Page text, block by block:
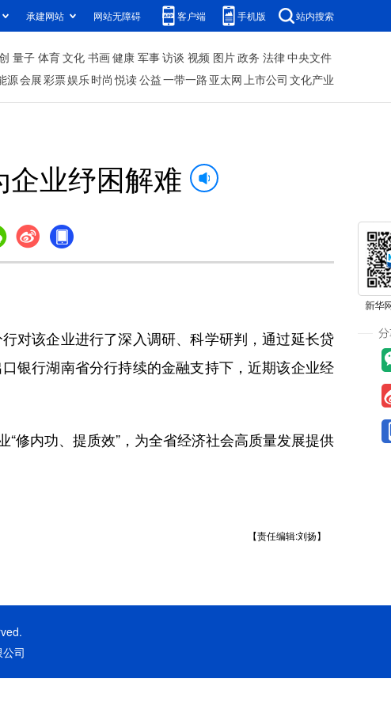
承建网站 网站无障碍 客户端 手机版 站内搜索
量子 体育文化 书画健康 军事访谈 视频 图片政务 法律中央文件
源会展彩票娱乐时尚 悦读公益一带一路 亚太网上市公司 文化产业
业纾困解难
该企业进行了深入调研、科学研判，通过延长贷
银行湖南省分行持续的金融支持下，近期该企业经
内功、提质效”，为全省经济社会高质量发展提供
【责任编辑:刘扬】
司